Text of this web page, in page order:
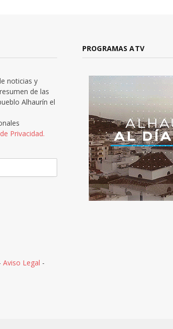
noticias y
de las
Alhaurín el
Privacidad.
PROGRAMAS ATV
Aviso Legal -